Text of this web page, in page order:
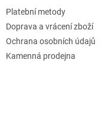
Platební metody
Doprava a vrácení zboží
Ochrana osobních údajů
Kamenná prodejna